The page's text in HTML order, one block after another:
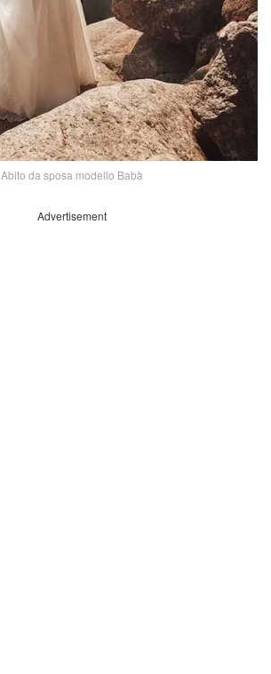
Abito da sposa modello Babà
Advertisement